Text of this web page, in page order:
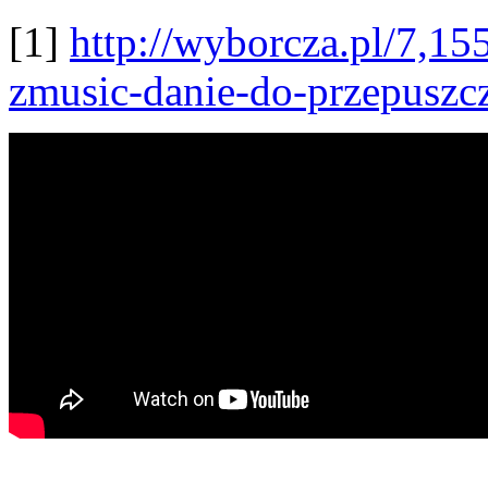
[1] http://wyborcza.pl/
zmusic-danie-do-